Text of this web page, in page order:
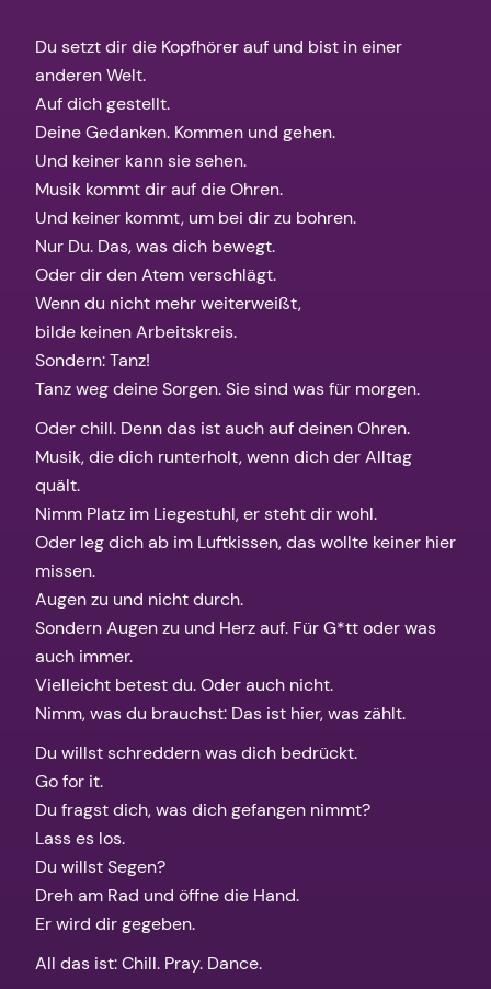
Du setzt dir die Kopfhörer auf und bist in einer
anderen Welt.
Auf dich gestellt.
Deine Gedanken. Kommen und gehen.
Und keiner kann sie sehen.
Musik kommt dir auf die Ohren.
Und keiner kommt, um bei dir zu bohren.
Nur Du. Das, was dich bewegt.
Oder dir den Atem verschlägt.
Wenn du nicht mehr weiterweißt,
bilde keinen Arbeitskreis.
Sondern: Tanz!
Tanz weg deine Sorgen. Sie sind was für morgen.
Oder chill. Denn das ist auch auf deinen Ohren.
Musik, die dich runterholt, wenn dich der Alltag
quält.
Nimm Platz im Liegestuhl, er steht dir wohl.
Oder leg dich ab im Luftkissen, das wollte keiner hier
missen.
Augen zu und nicht durch.
Sondern Augen zu und Herz auf. Für G*tt oder was
auch immer.
Vielleicht betest du. Oder auch nicht.
Nimm, was du brauchst: Das ist hier, was zählt.
Du willst schreddern was dich bedrückt.
Go for it.
Du fragst dich, was dich gefangen nimmt?
Lass es los.
Du willst Segen?
Dreh am Rad und öffne die Hand.
Er wird dir gegeben.
All das ist: Chill. Pray. Dance.